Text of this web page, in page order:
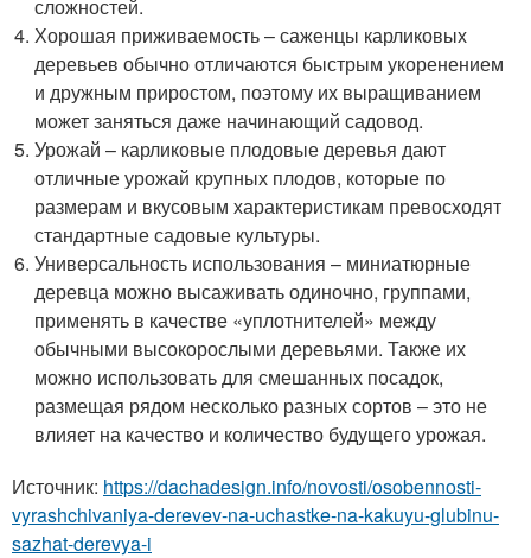
сложностей.
Хорошая приживаемость – саженцы карликовых
деревьев обычно отличаются быстрым укоренением
и дружным приростом, поэтому их выращиванием
может заняться даже начинающий садовод.
Урожай – карликовые плодовые деревья дают
отличные урожай крупных плодов, которые по
размерам и вкусовым характеристикам превосходят
стандартные садовые культуры.
Универсальность использования – миниатюрные
деревца можно высаживать одиночно, группами,
применять в качестве «уплотнителей» между
обычными высокорослыми деревьями. Также их
можно использовать для смешанных посадок,
размещая рядом несколько разных сортов – это не
влияет на качество и количество будущего урожая.
Источник: https://dachadesign.info/novosti/osobennosti-
vyrashchivaniya-derevev-na-uchastke-na-kakuyu-glubinu-
sazhat-derevya-i